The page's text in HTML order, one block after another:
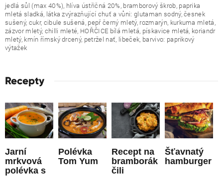
jedlá sůl (max 40%), hlíva ústřičná 20%, bramborový škrob, paprika
mletá sladká, látka zvýrazňující chuť a vůni: glutaman sodný, česnek
sušený, cukr, cibule sušená, pepř černý mletý, rozmarýn, kurkuma mletá,
zázvor mletý, chilli mleté, HOŘČICE bílá mletá, pískavice mletá, koriandr
mletý, kmín římský drcený, petržel nať, libeček, barvivo: paprikový
výtažek
Recepty
Jarní
mrkvová
polévka s
Polévka
Tom Yum
Recept na
bramborák
čili
Šťavnatý
hamburger